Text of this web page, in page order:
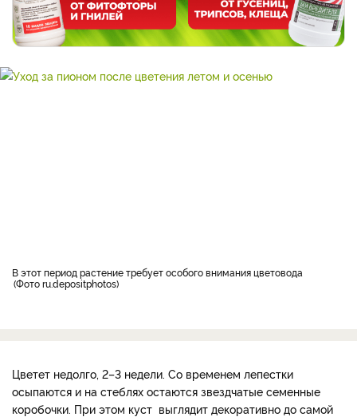
В этот период растение требует особого внимания цветовода
Фото ru.depositphotos
Цветет недолго, 2–3 недели. Со временем лепестки
осыпаются и на стеблях остаются звездчатые семенные
коробочки. При этом куст выглядит декоративно до самой